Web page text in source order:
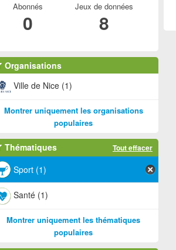
Abonnés
0
Jeux de données
8
Organisations
Ville de Nice (1)
Montrer uniquement les organisations
populaires
Thématiques Tout effacer
Sport (1)
Santé (1)
Montrer uniquement les thématiques
populaires